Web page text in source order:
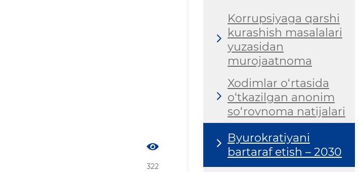
322
Korrupsiyaga qarshi
kurashish masalalari
yuzasidan
murojaatnoma
Xodimlar o‘rtasida
o‘tkazilgan anonim
so‘rovnoma natijalari
Byurokratiyani
bartaraf etish – 2030